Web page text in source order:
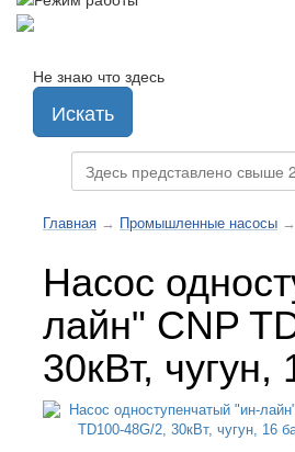
Не знаю что здесь
Искать
Главная → Промышленные насосы →
Насос
лайн" CNP
30кВт, чугун,